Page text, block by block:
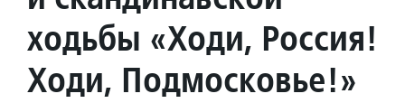
ходьбы «Ходи, Россия!
Ходи, Подмосковье!»